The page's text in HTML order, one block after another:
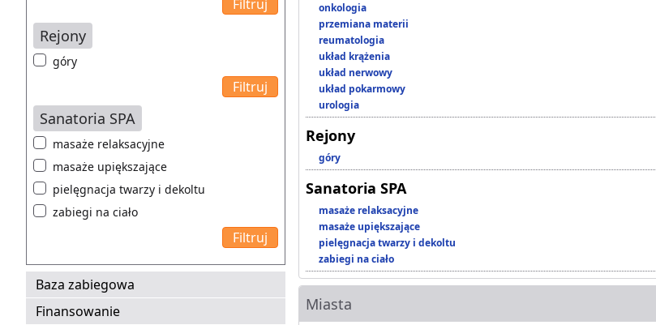
Rejony
góry
Sanatoria SPA
masaże relaksacyjne
masaże upiększające
pielęgnacja twarzy i dekoltu
zabiegi na ciało
Baza zabiegowa
Finansowanie
onkologia
przemiana materii
reumatologia
układ krążenia
układ nerwowy
układ pokarmowy
urologia
Rejony
góry
Sanatoria SPA
masaże relaksacyjne
masaże upiększające
pielęgnacja twarzy i dekoltu
zabiegi na ciało
Miasta